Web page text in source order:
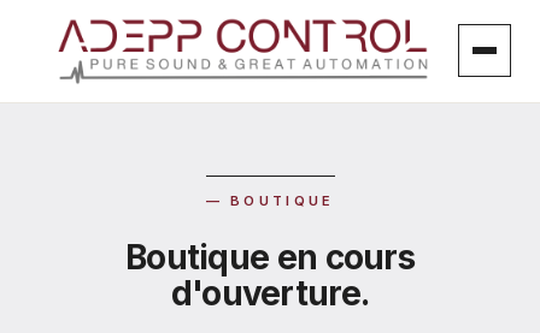
contenu
— BOUTIQUE
Boutique en cours
d'ouverture.